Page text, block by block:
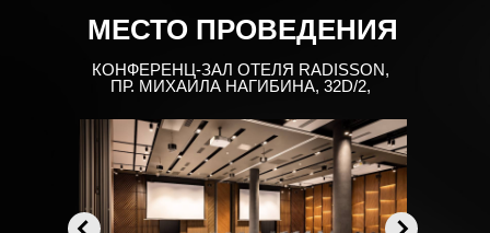
КОНФЕРЕНЦ-ЗАЛ ОТЕЛЯ RADISSON,
ПР. МИХАИЛА НАГИБИНА, 32D/2,
МЕСТО ПРОВЕДЕНИЯ